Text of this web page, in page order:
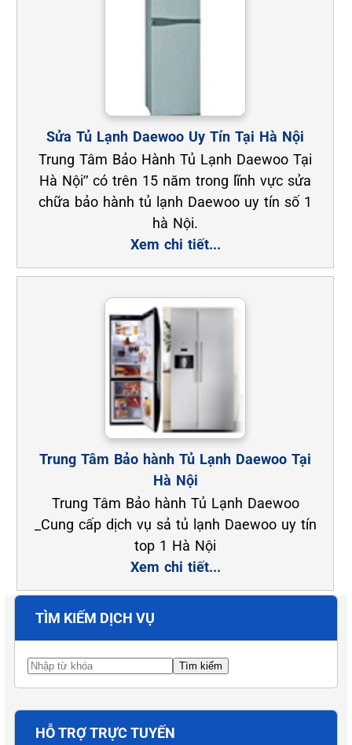
Sửa Tủ Lạnh Daewoo Uy Tín Tại Hà Nội
Trung Tâm Bảo Hành Tủ Lạnh Daewoo Tại
Hà Nội” có trên 15 năm trong lĩnh vực sửa
chữa bảo hành tủ lạnh Daewoo uy tín số 1
hà Nội.
Xem chi tiết...
Trung Tâm Bảo hành Tủ Lạnh Daewoo Tại
Hà Nội
Trung Tâm Bảo hành Tủ Lạnh Daewoo
_Cung cấp dịch vụ sả tủ lạnh Daewoo uy tín
top 1 Hà Nội
Xem chi tiết...
TÌM KIẾM DỊCH VỤ
HỖ TRỢ TRỰC TUYẾN